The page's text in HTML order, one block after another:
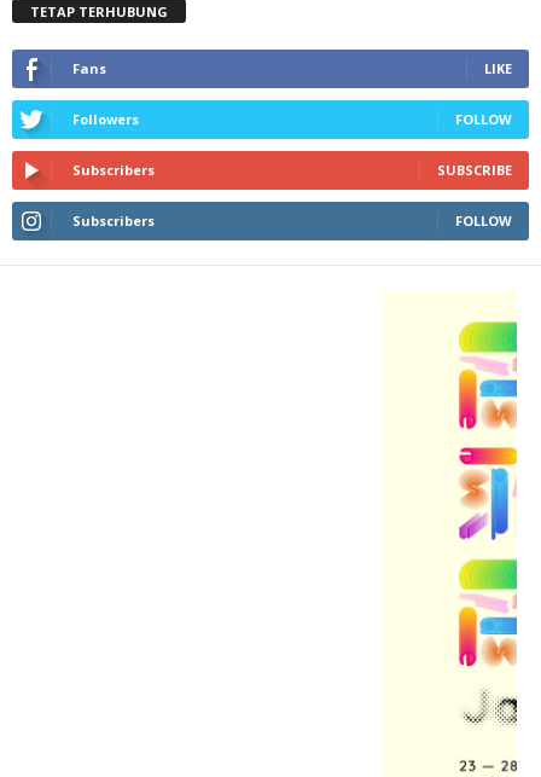
TETAP TERHUBUNG
Fans LIKE
Followers FOLLOW
Subscribers SUBSCRIBE
Subscribers FOLLOW